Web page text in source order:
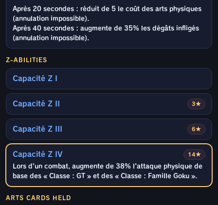
Après 20 secondes : réduit de 5 le coût des arts physiques
(annulation impossible).
Après 40 secondes : augmente de 35% les dégâts infligés
(annulation impossible).
Z-ABILITIES
Capacité Z I
3★
Capacité Z II
6★
Capacité Z III
14★
Capacité Z IV
Lors d'un combat, augmente de 38% l'attaque physique de
base des « Classe : GT » et des « Classe : Famille Goku ».
ARTS CARDS HELD